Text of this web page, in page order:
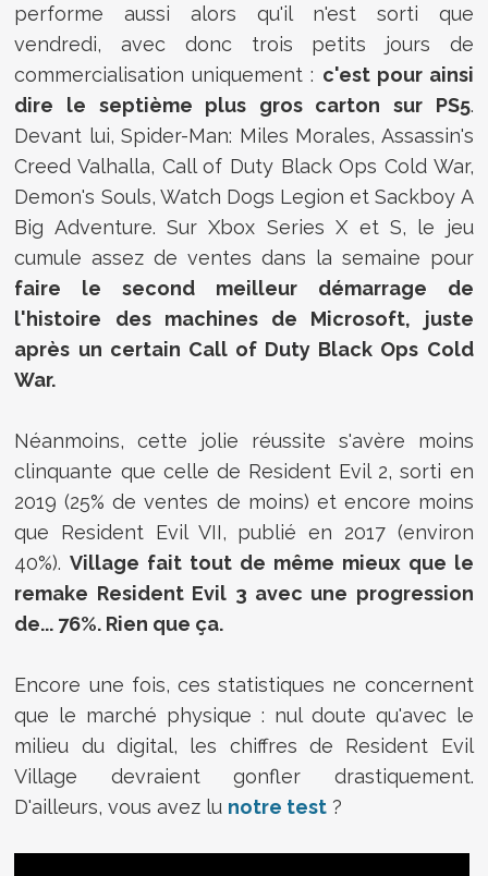
performe aussi alors qu'il n'est sorti que
vendredi, avec donc trois petits jours de
commercialisation uniquement : c'est pour ainsi
dire le septième plus gros carton sur PS5.
Devant lui, Spider-Man: Miles Morales, Assassin's
Creed Valhalla, Call of Duty Black Ops Cold War,
Demon's Souls, Watch Dogs Legion et Sackboy A
Big Adventure. Sur Xbox Series X et S, le jeu
cumule assez de ventes dans la semaine pour
faire le second meilleur démarrage de
l'histoire des machines de Microsoft, juste
après un certain Call of Duty Black Ops Cold
War.
Néanmoins, cette jolie réussite s'avère moins
clinquante que celle de Resident Evil 2, sorti en
2019 (25% de ventes de moins) et encore moins
que Resident Evil VII, publié en 2017 (environ
40%).Village fait tout de même mieux que le
remake Resident Evil 3 avec une progression
de... 76%. Rien que ça.
Encore une fois, ces statistiques ne concernent
que le marché physique : nul doute qu'avec le
milieu du digital, les chiffres de Resident Evil
Village devraient gonfler drastiquement.
D'ailleurs, vous avez lu notre test ?